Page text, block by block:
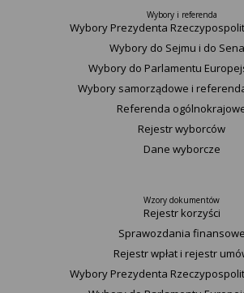
Wybory i referenda
Wybory Prezydenta
Wybory do Sejmu i do
Wybory do Parlamentu
Wybory samorządowe i
Referenda
Rejestr wyborców
Dane wyborcze
Wzory dokumentów
Rejestr korzyści
Sprawozdania finansowe
Rejestr wpłat i rejestr
Wybory Prezydenta